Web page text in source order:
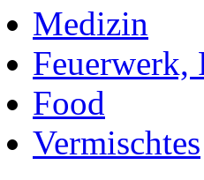
Medizin
Feuerwerk,
Food
Vermischtes